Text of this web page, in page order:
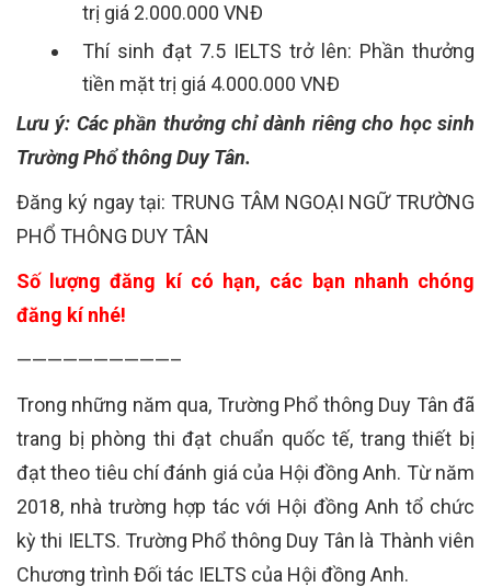
trị giá 2.000.000 VNĐ
Thí sinh đạt 7.5 IELTS trở lên: Phần thưởng
tiền mặt trị giá 4.000.000 VNĐ
Lưu ý: Các phần thưởng chỉ dành riêng cho học sinh
Trường Phổ thông Duy Tân.
Đăng ký ngay tại: TRUNG TÂM NGOẠI NGỮ TRƯỜNG
PHỔ THÔNG DUY TÂN
Số lượng đăng kí có hạn, các bạn nhanh chóng
đăng kí nhé!
——————————–
Trong những năm qua, Trường Phổ thông Duy Tân đã
trang bị phòng thi đạt chuẩn quốc tế, trang thiết bị
đạt theo tiêu chí đánh giá của Hội đồng Anh. Từ năm
2018, nhà trường hợp tác với Hội đồng Anh tổ chức
kỳ thi IELTS. Trường Phổ thông Duy Tân là Thành viên
Chương trình Đối tác IELTS của Hội đồng Anh.